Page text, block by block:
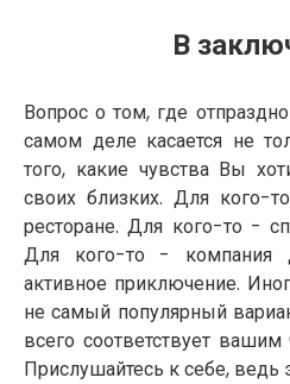
В
Вопрос о том, где
самом деле касается не
того, какие чувства Вы
своих близких. Для кого-
ресторане. Для кого-то -
Для кого-то - компания
активное приключение.
не самый популярный
всего соответствует
Прислушайтесь к себе, ведь